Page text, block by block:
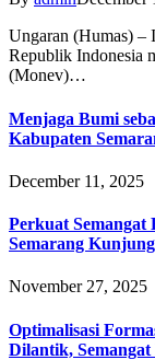
Ungaran (Humas) –
Republik Indonesia
(Monev)…
Menjaga Bumi
Kabupaten
December 11, 2025
Perkuat Semangat
Semarang
November 27, 2025
Optimalisasi
Dilantik,